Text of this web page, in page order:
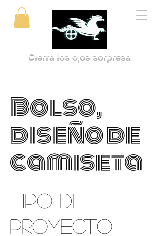
Cierra los ojos sorpresa
Bolso,
diseño de
camiseta
Tipo de
proyecto